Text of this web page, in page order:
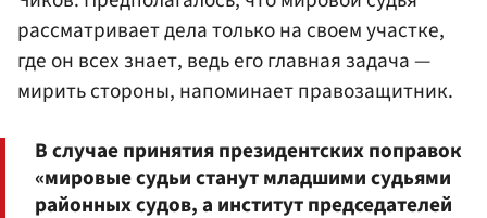
рассматривает дела только на своем участке,
где он всех знает, ведь его главная задача —
мирить стороны, напоминает правозащитник.
В случае принятия президентских поправок
«мировые судьи станут младшими судьями
районных судов, а институт председателей